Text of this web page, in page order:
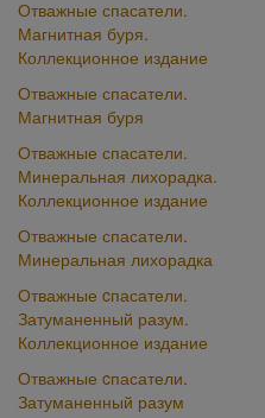
Отважные спасатели.
Магнитная буря.
Коллекционное издание
Отважные спасатели.
Магнитная буря
Отважные спасатели.
Минеральная лихорадка.
Коллекционное издание
Отважные спасатели.
Минеральная лихорадка
Отважные cпасатели.
Затуманенный разум.
Коллекционное издание
Отважные cпасатели.
Затуманенный разум